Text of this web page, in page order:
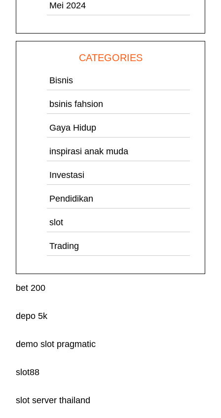
Mei 2024
CATEGORIES
Bisnis
bsinis fahsion
Gaya Hidup
inspirasi anak muda
Investasi
Pendidikan
slot
Trading
bet 200
depo 5k
demo slot pragmatic
slot88
slot server thailand